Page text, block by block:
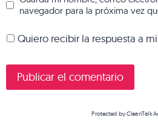
navegador para la próxima vez
Quiero recibir la respuesta a
Protected byCleanTalk